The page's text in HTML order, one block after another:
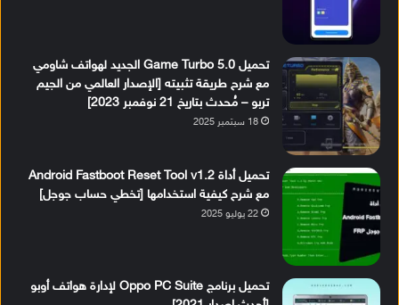
تحميل Game Turbo 5.0 الجديد لهواتف شاومي
مع شرح طريقة تثبيته [الإصدار العالمي من الجيم
تربو – مُحدث بتاريخ 21 نوفمبر 2023]
18 سبتمبر 2025
تحميل أداة Android Fastboot Reset Tool v1.2
مع شرح كيفية استخدامها [تخطي حساب جوجل]
22 يوليو 2025
تحميل برنامج Oppo PC Suite لإدارة هواتف أوبو